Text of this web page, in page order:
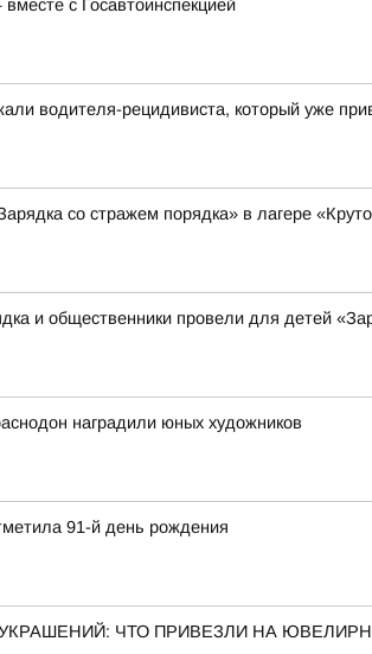
с Госавтоинспекцией
водителя-рецидивиста, который уже
со стражем порядка» в лагере
и общественники провели для детей
наградили юных художников
91-й день рождения
ЧТО ПРИВЕЗЛИ НА